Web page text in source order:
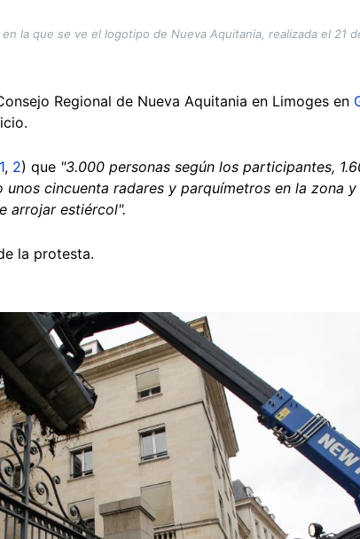
la que se ve el logotipo de Nueva Aquitania, realizada el 21
Regional de Nueva Aquitania en Limoges en
1, 2) que "3.000 personas según los participantes,
cincuenta radares y parquímetros en la zona
arrojar estiércol".
la protesta.